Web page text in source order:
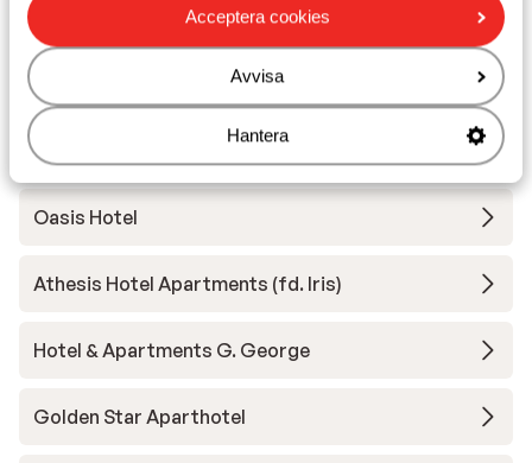
Acceptera cookies
Avvisa
Hantera
Mare Vita Apartments
Caltabania Suites Apartments
Apartments Wild Sea
Oasis Hotel
Athesis Hotel Apartments (fd. Iris)
Hotel & Apartments G. George
Golden Star Aparthotel